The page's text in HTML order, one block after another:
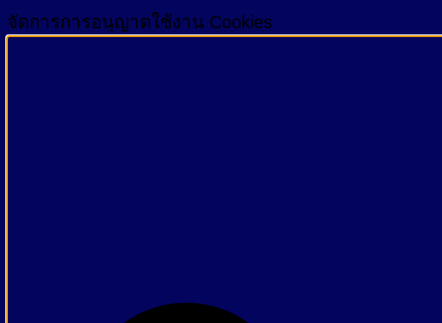
จัดการการอนุญาตใช้งาน Cookies